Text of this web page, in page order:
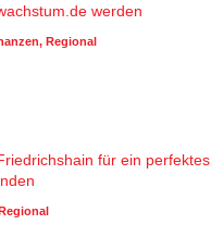
werden
, Regional
für ein perfektes
Regional